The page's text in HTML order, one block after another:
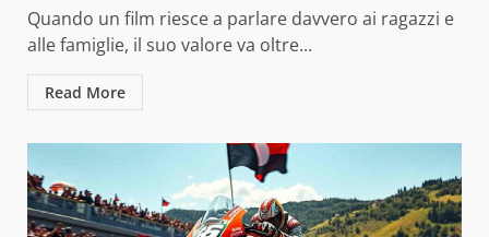
Quando un film riesce a parlare davvero ai ragazzi e
alle famiglie, il suo valore va oltre...
Read More